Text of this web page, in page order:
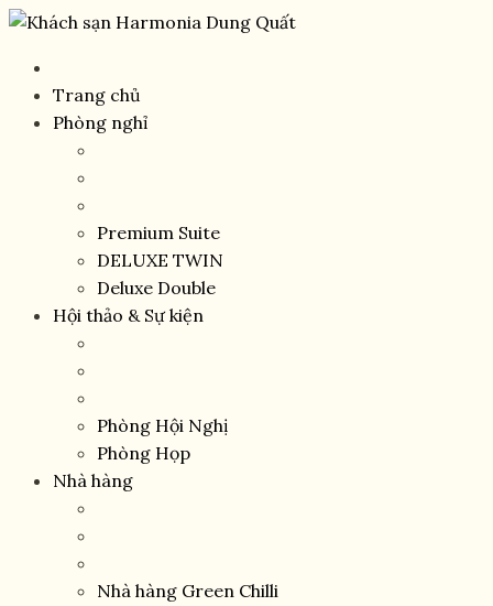
Trang chủ
Phòng nghỉ
Premium Suite
DELUXE TWIN
Deluxe Double
Hội thảo & Sự kiện
Phòng Hội Nghị
Phòng Họp
Nhà hàng
Nhà hàng Green Chilli